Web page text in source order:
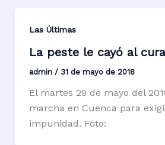
Las Últimas
La peste le cayó al cura
admin / 31 de mayo de 2018
El martes 29 de mayo del
marcha en Cuenca para
impunidad. Foto: